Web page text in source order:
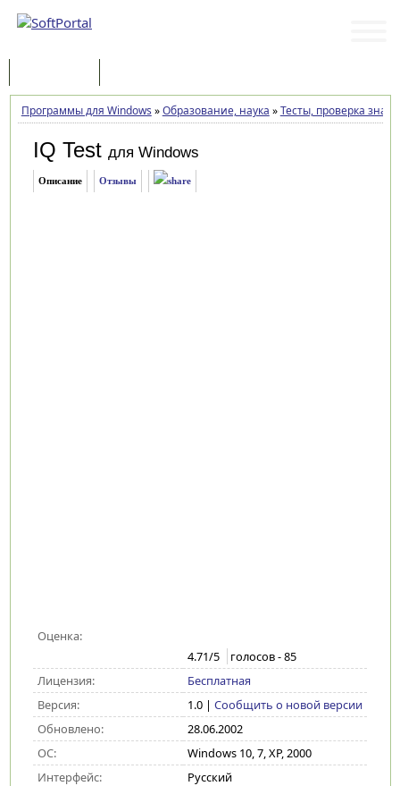
Программы для Windows »Образование, наука »Тесты, проверка
IQ Test для Windows
Описание Отзывы
Оценка:
4.71/5 голосов -85
Лицензия:
Бесплатная
Версия:
1.0| Сообщить о новой версии
Обновлено:
28.06.2002
ОС:
Windows 10, 7, XP, 2000
Интерфейс:
Русский